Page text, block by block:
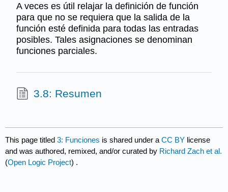
A veces es útil relajar la definición de función
para que no se requiera que la salida de la
función esté definida para todas las entradas
posibles. Tales asignaciones se denominan
funciones parciales.
3.8: Resumen
This page titled3: Funciones is shared under aCC BY license
and was authored, remixed, and/or curated by Richard Zach et al.
(Open Logic Project) .